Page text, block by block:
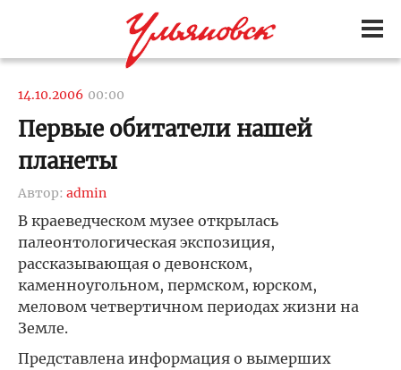
14.10.2006 00:00
Первые обитатели нашей
планеты
Автор: admin
В краеведческом музее открылась
палеонтологическая экспозиция,
рассказывающая о девонском,
каменноугольном, пермском, юрском,
меловом четвертичном периодах жизни на
Земле.
Представлена информация о вымерших